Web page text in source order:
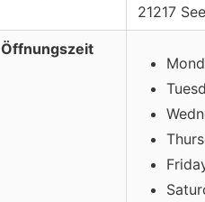
21217
Öffnungszeit